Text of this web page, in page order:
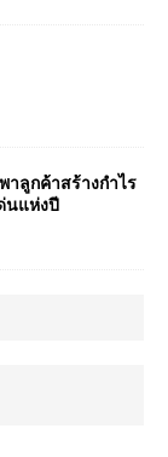
ลูกค้าสร้างกำไร
นแห่งปี